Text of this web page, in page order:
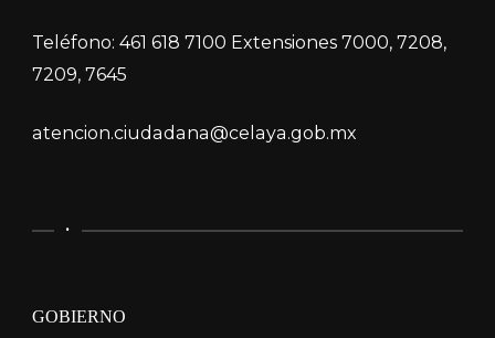
Teléfono: 461 618 7100 Extensiones 7000, 7208,
7209, 7645
atencion.ciudadana@celaya.gob.mx
.
GOBIERNO